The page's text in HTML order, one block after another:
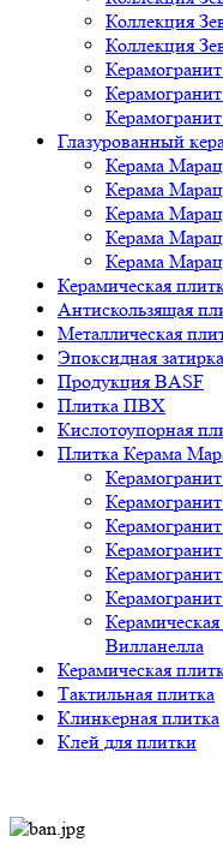
Коллекция
Коллекция
Глазурованный
Керама
Керама
Керама
Керама
Керама
Керамическая
Антискользящая
Металлическая
Эпоксидная затирка
Продукция BASF
Плитка ПВХ
Кислотоупорная
Плитка Керама
Вилланелла
Керамическая
Тактильная плитка
Клинкерная плитка
Клей для плитки